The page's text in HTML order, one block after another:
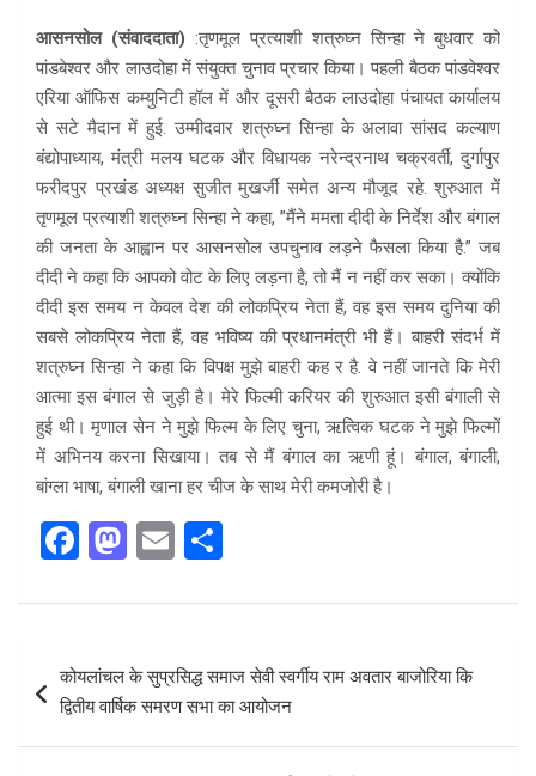
आसनसोल (संवाददाता) :तृणमूल प्रत्याशी शत्रुघ्न सिन्हा ने बुधवार को
पांडबेश्वर और लाउदोहा में संयुक्त चुनाव प्रचार किया। पहली बैठक पांडवेश्वर
एरिया ऑफिस कम्युनिटी हॉल में और दूसरी बैठक लाउदोहा पंचायत कार्यालय
से सटे मैदान में हुई. उम्मीदवार शत्रुघ्न सिन्हा के अलावा सांसद कल्याण
बंद्योपाध्याय, मंत्री मलय घटक और विधायक नरेन्द्रनाथ चक्रवर्ती, दुर्गापुर
फरीदपुर प्रखंड अध्यक्ष सुजीत मुखर्जी समेत अन्य मौजूद रहे. शुरुआत में
तृणमूल प्रत्याशी शत्रुघ्न सिन्हा ने कहा, ”मैंने ममता दीदी के निर्देश और बंगाल
की जनता के आह्वान पर आसनसोल उपचुनाव लड़ने फैसला किया है.” जब
दीदी ने कहा कि आपको वोट के लिए लड़ना है, तो मैं न नहीं कर सका। क्योंकि
दीदी इस समय न केवल देश की लोकप्रिय नेता हैं, वह इस समय दुनिया की
सबसे लोकप्रिय नेता हैं, वह भविष्य की प्रधानमंत्री भी हैं। बाहरी संदर्भ में
शत्रुघ्न सिन्हा ने कहा कि विपक्ष मुझे बाहरी कह र है. वे नहीं जानते कि मेरी
आत्मा इस बंगाल से जुड़ी है। मेरे फिल्मी करियर की शुरुआत इसी बंगाली से
हुई थी। मृणाल सेन ने मुझे फिल्म के लिए चुना, ऋत्विक घटक ने मुझे फिल्मों
में अभिनय करना सिखाया। तब से मैं बंगाल का ऋणी हूं। बंगाल, बंगाली,
बांग्ला भाषा, बंगाली खाना हर चीज के साथ मेरी कमजोरी है।
F
ce
o
M
st
o
d
E
ail ar
navigation
कोयलांचल के सुप्रसिद्ध समाज सेवी स्वर्गीय राम अवतार बाजोरिया कि
द्वितीय वार्षिक समरण सभा का आयोजन